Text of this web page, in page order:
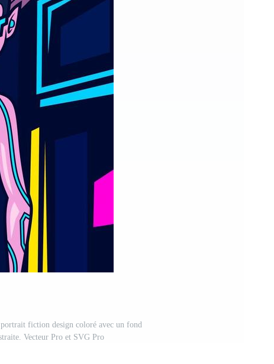
fiction design coloré avec un fond
Vecteur Pro et SVG Pro